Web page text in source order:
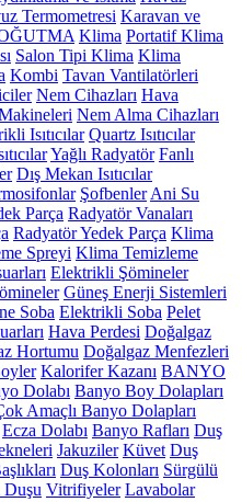
Termometresi Karavan ve
Klima Portatif Klima
Salon Tipi Klima Klima
Kombi Tavan Vantilatörleri
Nem Cihazları Hava
Nem Alma Cihazları
Isıtıcılar Quartz Isıtıcılar
Yağlı Radyatör Fanlı
Dış Mekan Isıtıcılar
Şofbenler Ani Su
Parça Radyatör Vanaları
Radyatör Yedek Parça Klima
Spreyi Klima Temizleme
Elektrikli Şömineler
Güneş Enerji Sistemleri
Soba Elektrikli Soba Pelet
Hava Perdesi Doğalgaz
Hortumu Doğalgaz Menfezleri
Kalorifer Kazanı BANYO
Dolabı Banyo Boy Dolapları
Amaçlı Banyo Dolapları
Ecza Dolabı Banyo Rafları Duş
Jakuziler Küvet Duş
Duş Kolonları Sürgülü
Duşu Vitrifiyeler Lavabolar